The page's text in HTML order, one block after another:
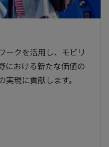
タ
ークを活用し、モビリ
における新たな価値の
現に貢献します。